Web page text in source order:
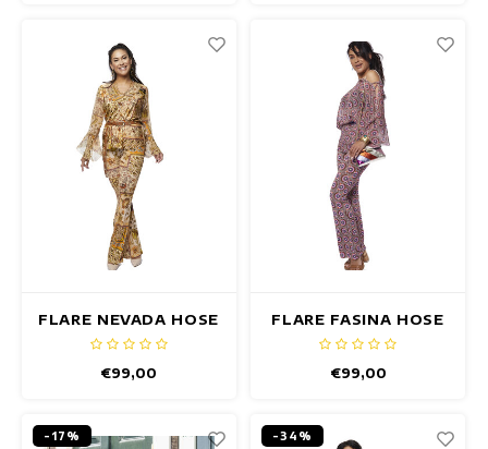
FLARE NEVADA HOSE
€99,00
FLARE FASINA HOSE
€99,00
-17% -34%